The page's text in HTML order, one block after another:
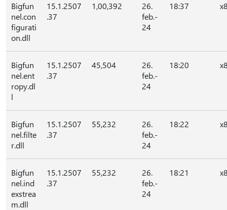
Bigfun
nel.con
figurati
on.dll
15.1.2507
.37
1,00,392
26.
feb.-
24
18:37
Bigfun
nel.ent
ropy.dl
l
15.1.2507
.37
45,504
26.
feb.-
24
18:20
Bigfun
nel.filte
r.dll
15.1.2507
.37
55,232
26.
feb.-
24
18:22
Bigfun
nel.ind
exstrea
m.dll
15.1.2507
.37
55,232
26.
feb.-
24
18:21